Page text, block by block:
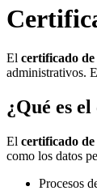
El certificado
administrativos.
¿Qué es
El certificado
como los datos
Procesos